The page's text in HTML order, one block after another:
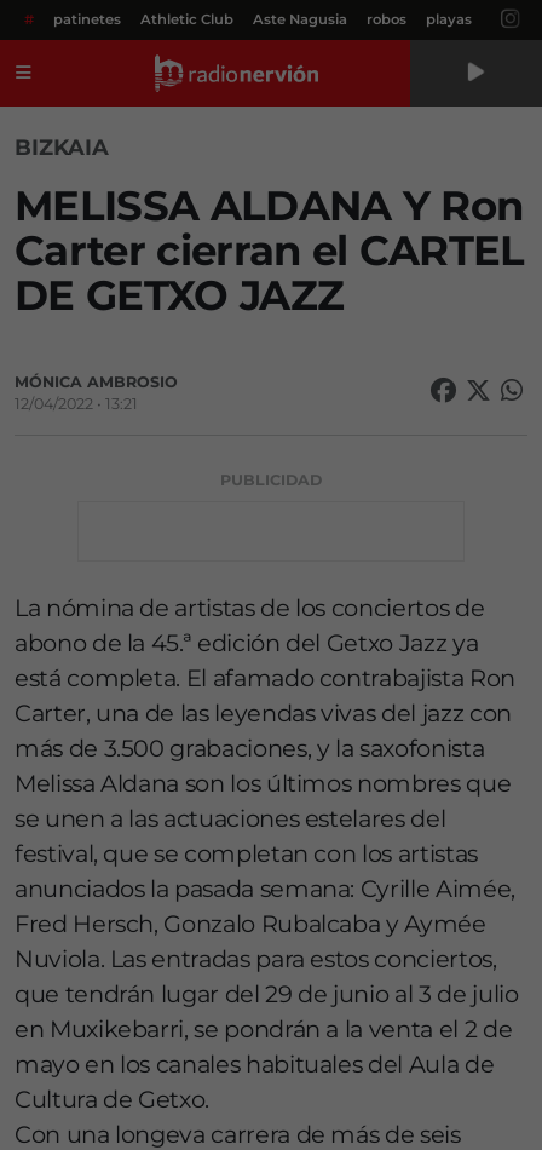
# patinetes Athletic Club Aste Nagusia robos playas
BIZKAIA
MELISSA ALDANA Y Ron
Carter cierran el CARTEL
DE GETXO JAZZ
MÓNICA AMBROSIO
12/04/2022 • 13:21
PUBLICIDAD
La nómina de artistas de los conciertos de
abono de la 45.ª edición del Getxo Jazz ya
está completa. El afamado contrabajista Ron
Carter, una de las leyendas vivas del jazz con
más de 3.500 grabaciones, y la saxofonista
Melissa Aldana son los últimos nombres que
se unen a las actuaciones estelares del
festival, que se completan con los artistas
anunciados la pasada semana: Cyrille Aimée,
Fred Hersch, Gonzalo Rubalcaba y Aymée
Nuviola. Las entradas para estos conciertos,
que tendrán lugar del 29 de junio al 3 de julio
en Muxikebarri, se pondrán a la venta el 2 de
mayo en los canales habituales del Aula de
Cultura de Getxo.
Con una longeva carrera de más de seis